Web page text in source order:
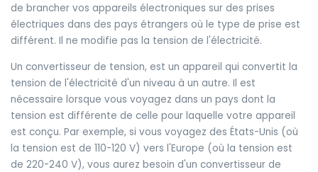
de brancher vos appareils électroniques sur des prises
électriques dans des pays étrangers où le type de prise est
différent. Il ne modifie pas la tension de l'électricité.
Un convertisseur de tension, est un appareil qui convertit la
tension de l'électricité d'un niveau à un autre. Il est
nécessaire lorsque vous voyagez dans un pays dont la
tension est différente de celle pour laquelle votre appareil
est conçu. Par exemple, si vous voyagez des États-Unis (où
la tension est de 110-120 V) vers l'Europe (où la tension est
de 220-240 V), vous aurez besoin d'un convertisseur de